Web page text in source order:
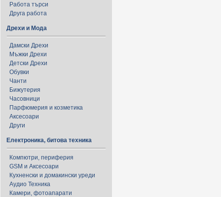
Работа търси
Друга работа
Дрехи и Мода
Дамски Дрехи
Мъжки Дрехи
Детски Дрехи
Обувки
Чанти
Бижутерия
Часовници
Парфюмерия и козметика
Аксесоари
Други
Електроника, битова техника
Компютри, периферия
GSM и Аксесоари
Кухненски и домакински уреди
Аудио Техника
Камери, фотоапарати